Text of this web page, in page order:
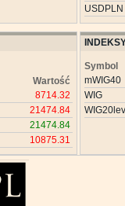
USDPLN
Wartość
8714.32
21474.84
21474.84
10875.31
Symbol
mWIG40
WIG
WIG20lev